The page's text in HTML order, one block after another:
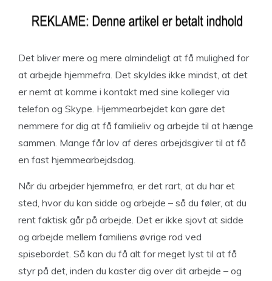
Det bliver mere og mere almindeligt at få mulighed for
at arbejde hjemmefra. Det skyldes ikke mindst, at det
er nemt at komme i kontakt med sine kolleger via
telefon og Skype. Hjemmearbejdet kan gøre det
nemmere for dig at få familieliv og arbejde til at hænge
sammen. Mange får lov af deres arbejdsgiver til at få
en fast hjemmearbejdsdag.
Når du arbejder hjemmefra, er det rart, at du har et
sted, hvor du kan sidde og arbejde – så du føler, at du
rent faktisk går på arbejde. Det er ikke sjovt at sidde
og arbejde mellem familiens øvrige rod ved
spisebordet. Så kan du få alt for meget lyst til at få
styr på det, inden du kaster dig over dit arbejde – og